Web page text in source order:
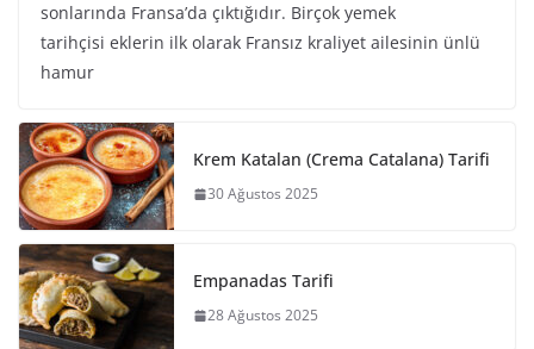
sonlarında Fransa’da çıktığıdır. Birçok yemek
tarihçisi eklerin ilk olarak Fransız kraliyet ailesinin ünlü
hamur
Krem Katalan (Crema Catalana) Tarifi
30 Ağustos 2025
Empanadas Tarifi
28 Ağustos 2025